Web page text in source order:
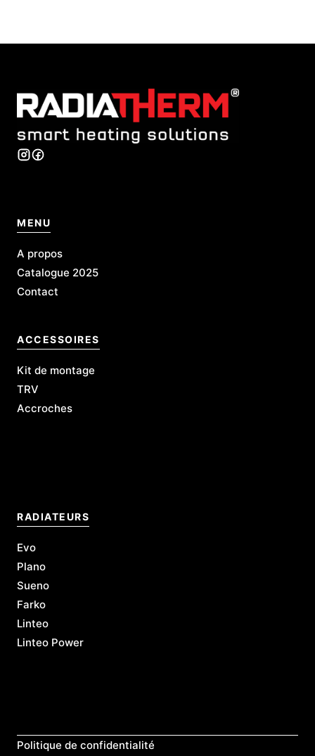
MENU
A propos
Catalogue 2025
Contact
ACCESSOIRES
Kit de montage
TRV
Accroches
RADIATEURS
Evo
Plano
Sueno
Farko
Linteo
Linteo Power
Politique de confidentialité